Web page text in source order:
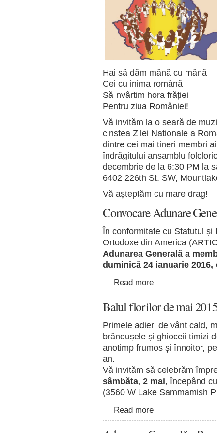
Hai să dăm mână cu mână
Cei cu inima română
Să-nvârtim hora frăției
Pentru ziua României!
Vă invităm la o seară de
cinstea Zilei Naționale a
dintre cei mai tineri membri
îndrăgitului ansamblu
decembrie de la 6:30 PM la
6402 226th St. SW,
Vă așteptăm cu mare drag!
Convocare Adunare
În conformitate cu Statutul și
Ortodoxe din America
Adunarea Generală a
duminică 24 ianuarie 2016,
Read more
Balul florilor de mai
Primele adieri de vânt cald,
brândușele și ghioceii timizi
anotimp frumos și înnoitor,
an.
Vă invităm să celebrăm
sâmbăta, 2 mai, începând
(3560 W Lake Sammamish
Read more